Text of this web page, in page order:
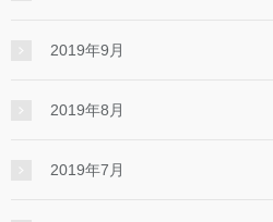
2019年9月
2019年8月
2019年7月